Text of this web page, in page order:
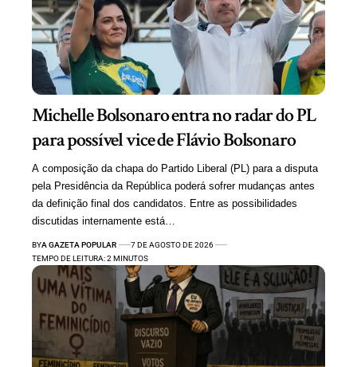
Michelle Bolsonaro entra no radar do PL
para possível vice de Flávio Bolsonaro
A composição da chapa do Partido Liberal (PL) para a disputa
pela Presidência da República poderá sofrer mudanças antes
da definição final dos candidatos. Entre as possibilidades
discutidas internamente está…
BYA GAZETA POPULAR
7 DE AGOSTO DE 2026
TEMPO DE LEITURA: 2 MINUTOS